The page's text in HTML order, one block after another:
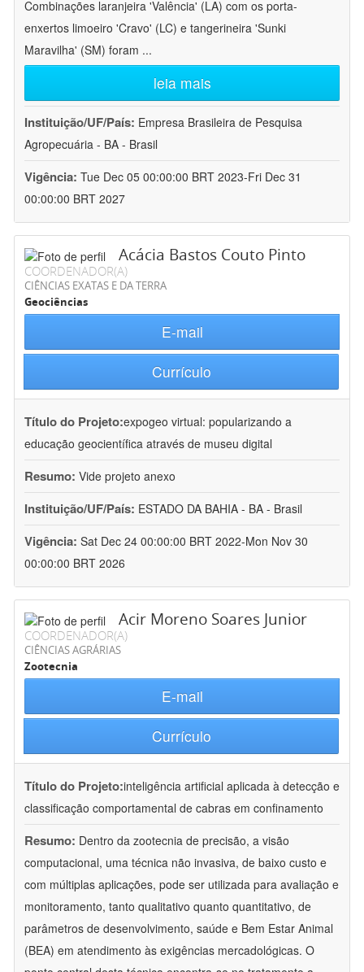
Combinações laranjeira 'Valência' (LA) com os porta-
enxertos limoeiro 'Cravo' (LC) e tangerineira 'Sunki
Maravilha' (SM) foram ...
leia mais
Instituição/UF/País: Empresa Brasileira de Pesquisa
Agropecuária - BA - Brasil
Vigência: Tue Dec 05 00:00:00 BRT 2023-Fri Dec 31
00:00:00 BRT 2027
Acácia Bastos Couto Pinto
COORDENADOR(A)
CIÊNCIAS EXATAS E DA TERRA
Geociências
E-mail
Currículo
Título do Projeto:expogeo virtual: popularizando a
educação geocientífica através de museu digital
Resumo: Vide projeto anexo
Instituição/UF/País: ESTADO DA BAHIA - BA - Brasil
Vigência: Sat Dec 24 00:00:00 BRT 2022-Mon Nov 30
00:00:00 BRT 2026
Acir Moreno Soares Junior
COORDENADOR(A)
CIÊNCIAS AGRÁRIAS
Zootecnia
E-mail
Currículo
Título do Projeto:inteligência artificial aplicada à detecção e
classificação comportamental de cabras em confinamento
Resumo: Dentro da zootecnia de precisão, a visão
computacional, uma técnica não invasiva, de baixo custo e
com múltiplas aplicações, pode ser utilizada para avaliação e
monitoramento, tanto qualitativo quanto quantitativo, de
parâmetros de desenvolvimento, saúde e Bem Estar Animal
(BEA) em atendimento às exigências mercadológicas. O